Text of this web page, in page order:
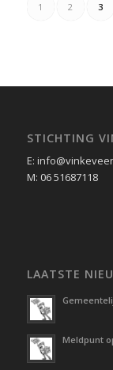
1 2 3
STICHTING
E:
M: 06 51687118
LAATSTE
Meldpunt